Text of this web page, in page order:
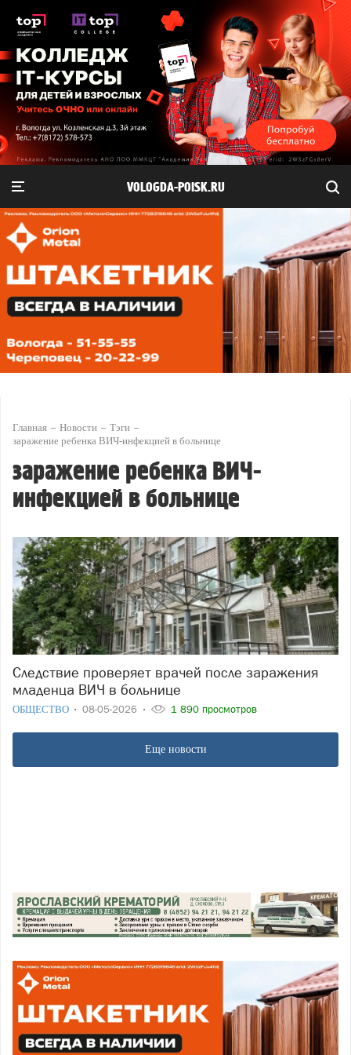
VOLOGDA-POISK.RU
Главная Новости
Тэги
заражение ребенка ВИЧ-инфекцией в больнице
заражение ребенка ВИЧ-
инфекцией в больнице
Следствие проверяет врачей после заражения
младенца ВИЧ в больнице
ОБЩЕСТВО 08-05-2026 1 890 просмотров
Еще новости